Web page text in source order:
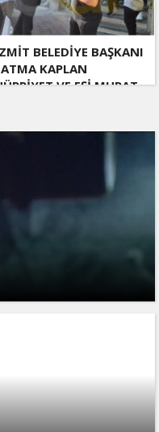
BELEDİYE BAŞKANI
KAPLAN
VE EŞİ MURAT